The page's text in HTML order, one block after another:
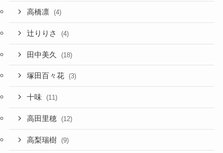
高橋凛 (4)
辻りりさ (4)
田中美久 (18)
塚田百々花 (3)
十味 (11)
高田里穂 (12)
高梨瑞樹 (9)